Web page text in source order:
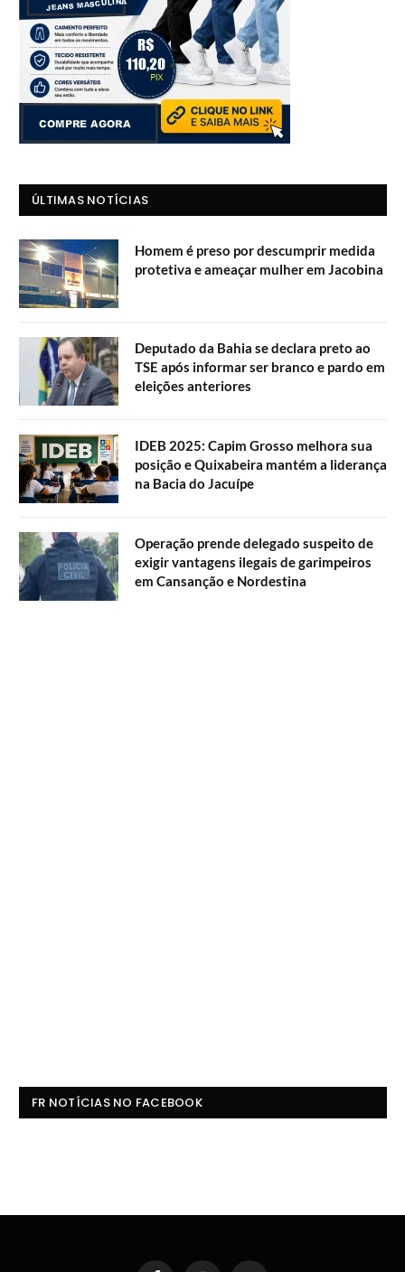
ÚLTIMAS NOTÍCIAS
Homem é preso por descumprir medida
protetiva e ameaçar mulher em Jacobina
Deputado da Bahia se declara preto ao
TSE após informar ser branco e pardo em
eleições anteriores
IDEB 2025: Capim Grosso melhora sua
posição e Quixabeira mantém a liderança
na Bacia do Jacuípe
Operação prende delegado suspeito de
exigir vantagens ilegais de garimpeiros
em Cansanção e Nordestina
FR NOTÍCIAS NO FACEBOOK